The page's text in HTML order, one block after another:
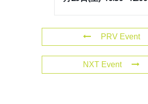
PRV Event
NXT Event